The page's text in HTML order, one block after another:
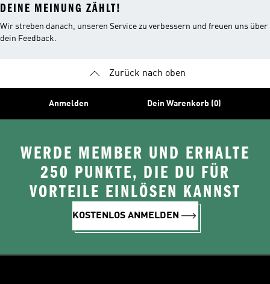
DEINE MEINUNG ZÄHLT!
Wir streben danach, unseren Service zu verbessern und freuen uns über
dein Feedback.
Zurück nach oben
Anmelden Dein Warenkorb (0)
WERDE MEMBER UND ERHALTE
250 PUNKTE, DIE DU FÜR
VORTEILE EINLÖSEN KANNST
KOSTENLOS ANMELDEN